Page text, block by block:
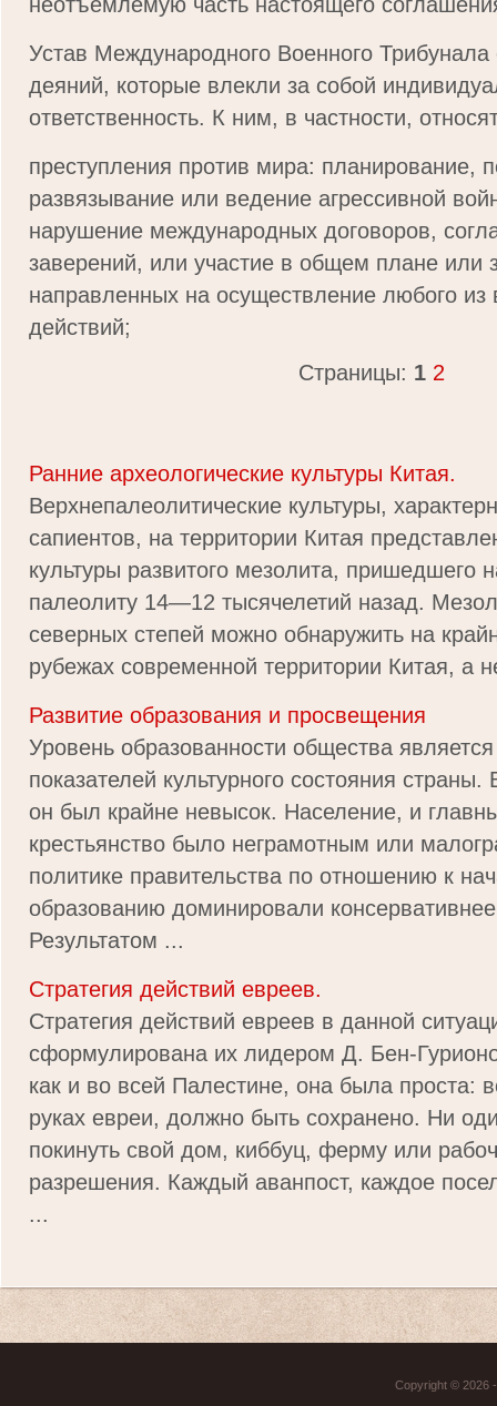
Устав Международного Военного
деяний, которые влекли за собой
ответственность. К ним, в частности,
преступления против мира: планирование,
развязывание или ведение агрессивной
нарушение международных договоров,
заверений, или участие в общем плане или
направленных на осуществление любого
действий;
Страницы: 1 2
Ранние археологические культуры Китая.
Верхнепалеолитические культуры,
сапиентов, на территории Китая
культуры развитого мезолита, пришедшего
палеолиту 14—12 тысячелетий назад.
северных степей можно обнаружить на
рубежах современной территории Китая, а
Развитие образования и просвещения
Уровень образованности общества
показателей культурного состояния
он был крайне невысок. Население, и
крестьянство было неграмотным или
политике правительства по отношению к
образованию доминировали
Результатом ...
Стратегия действий евреев.
Стратегия действий евреев в данной
сформулирована их лидером Д. Бен-
как и во всей Палестине, она была проста:
руках евреи, должно быть сохранено. Ни
покинуть свой дом, киббуц, ферму или
разрешения. Каждый аванпост, каждое
...
Copyright © 2026